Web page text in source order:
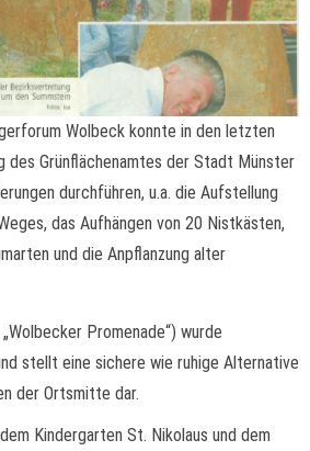
Wolbeck konnte in den letzten
des Grünflächenamtes der Stadt Münster
durchführen, u.a. die Aufstellung
das Aufhängen von 20 Nistkästen,
und die Anpflanzung alter
Promenade“) wurde
stellt eine sichere wie ruhige Alternative
der Ortsmitte dar.
Kindergarten St. Nikolaus und dem